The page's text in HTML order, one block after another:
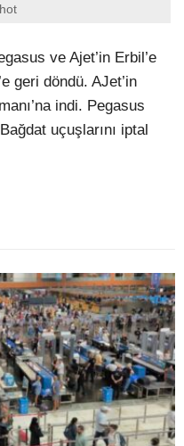
ve Ajet’in Erbil’e
geri döndü. AJet’in
indi. Pegasus
uçuşlarını iptal